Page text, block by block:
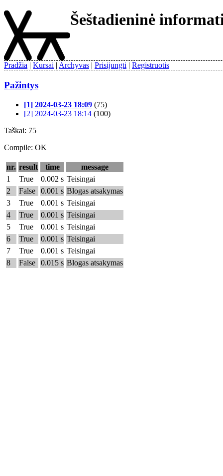
Šeštadieninė
Pradžia Kursai Archyvas Prisijungti Registruotis
Pažintys
[1] 2024-03-23 18:09 (75)
[2] 2024-03-23 18:14 (100)
Taškai: 75
Compile: OK
nr. result time
message
1
True 0.002 s Teisingai
2
False 0.001 s Blogas atsakymas
3
True 0.001 s Teisingai
4
True 0.001 s Teisingai
5
True 0.001 s Teisingai
6
True 0.001 s Teisingai
7
True 0.001 s Teisingai
8
False 0.015 s Blogas atsakymas